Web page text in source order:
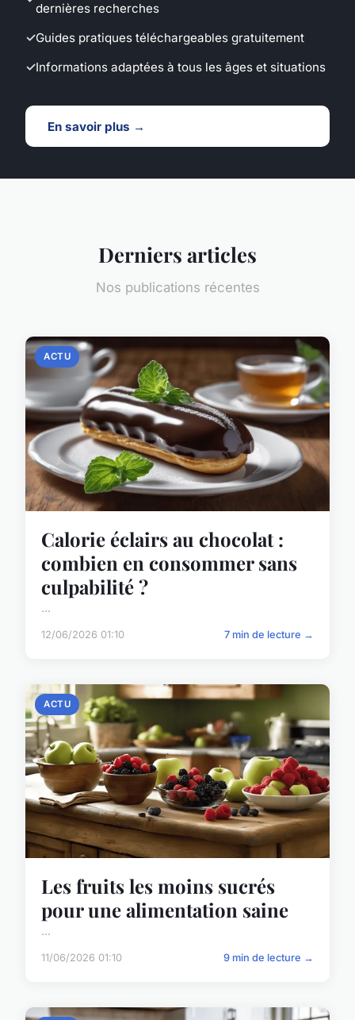
dernières recherches
Guides pratiques téléchargeables gratuitement
Informations adaptées à tous les âges et situations
En savoir plus →
Derniers articles
Nos publications récentes
ACTU
Calorie éclairs au chocolat :
combien en consommer sans
culpabilité ?
...
12/06/2026 01:10 7 min de lecture →
ACTU
Les fruits les moins sucrés
pour une alimentation saine
...
11/06/2026 01:10 9 min de lecture →